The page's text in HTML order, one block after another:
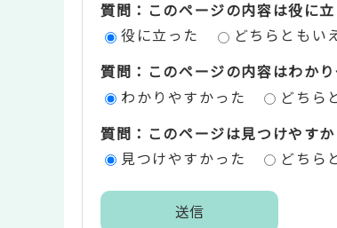
ン
評
エ
質問：このページの内容は役に
役に立った
どちらともい
質問：このページの内容はわか
わかりやすかった
どちら
質問：このページは見つけやす
見つけやすかった
どちら